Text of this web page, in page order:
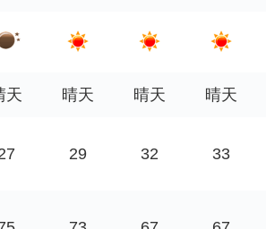
天 晴天 晴天 晴天
29 32 33